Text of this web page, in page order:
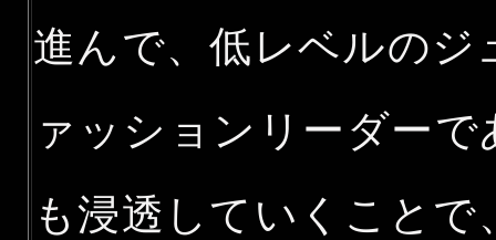
進んで、低レベルのジ
ァッションリーダー
も浸透していくこと